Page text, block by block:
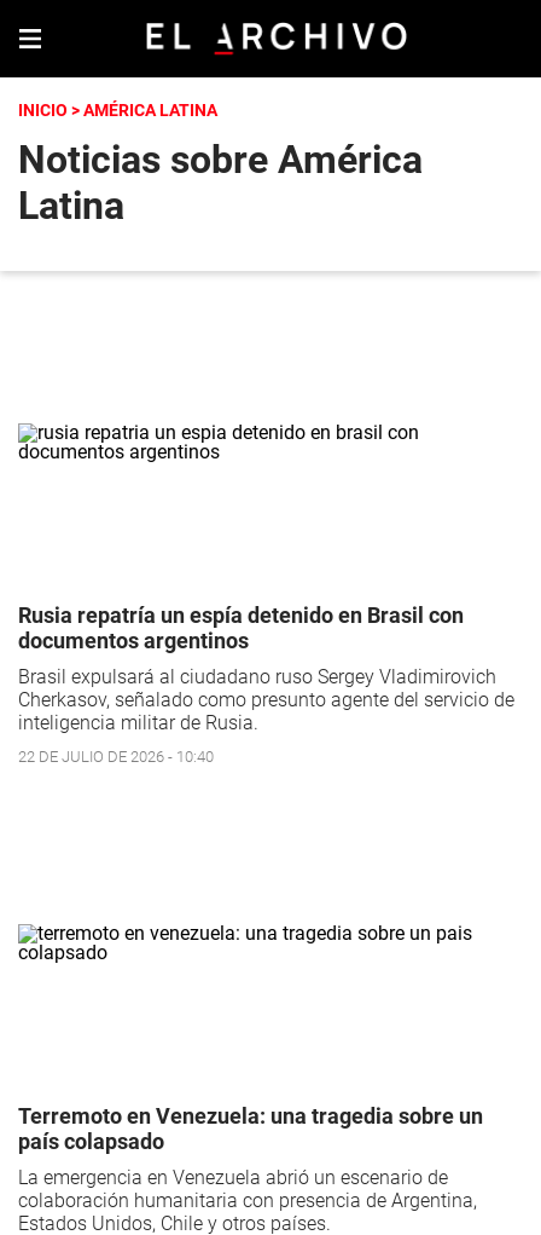
INICIO > AMÉRICA LATINA
Noticias sobre América
Latina
Rusia repatría un espía detenido en Brasil con
documentos argentinos
Brasil expulsará al ciudadano ruso Sergey Vladimirovich
Cherkasov, señalado como presunto agente del servicio de
inteligencia militar de Rusia.
22 DE JULIO DE 2026 - 10:40
Terremoto en Venezuela: una tragedia sobre un
país colapsado
La emergencia en Venezuela abrió un escenario de
colaboración humanitaria con presencia de Argentina,
Estados Unidos, Chile y otros países.